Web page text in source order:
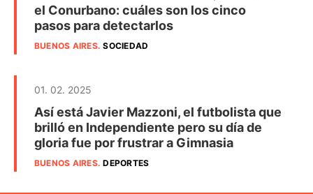
el Conurbano: cuáles son los cinco
pasos para detectarlos
BUENOS AIRES.SOCIEDAD
01. 02. 2025
Así está Javier Mazzoni, el futbolista que
brilló en Independiente pero su día de
gloria fue por frustrar a Gimnasia
BUENOS AIRES.DEPORTES